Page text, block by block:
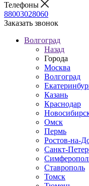
Телефоны
88003028060
Заказать звонок
Волгоград
Назад
Города
Москва
Волгоград
Казань
Краснодар
Омск
Пермь
Ростов-на-
Санкт-
Ставрополь
Томск